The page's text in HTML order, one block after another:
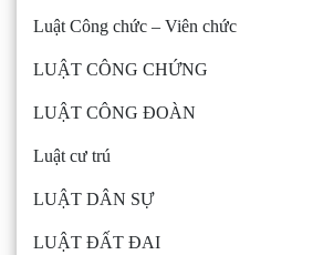
Luật Công chức – Viên chức
LUẬT CÔNG CHỨNG
LUẬT CÔNG ĐOÀN
Luật cư trú
LUẬT DÂN SỰ
LUẬT ĐẤT ĐAI